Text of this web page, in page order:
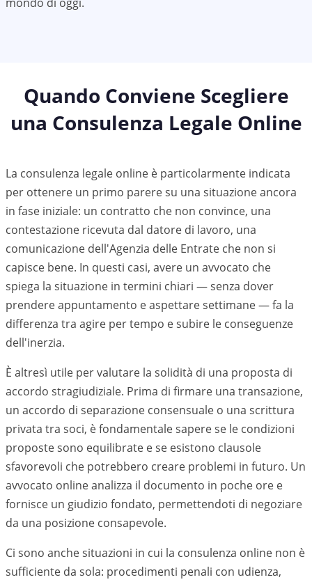
Quando Conviene Scegliere
una Consulenza Legale Online
La consulenza legale online è particolarmente indicata
per ottenere un primo parere su una situazione ancora
in fase iniziale: un contratto che non convince, una
contestazione ricevuta dal datore di lavoro, una
comunicazione dell'Agenzia delle Entrate che non si
capisce bene. In questi casi, avere un avvocato che
spiega la situazione in termini chiari — senza dover
prendere appuntamento e aspettare settimane — fa la
differenza tra agire per tempo e subire le conseguenze
dell'inerzia.
È altresì utile per valutare la solidità di una proposta di
accordo stragiudiziale. Prima di firmare una transazione,
un accordo di separazione consensuale o una scrittura
privata tra soci, è fondamentale sapere se le condizioni
proposte sono equilibrate e se esistono clausole
sfavorevoli che potrebbero creare problemi in futuro. Un
avvocato online analizza il documento in poche ore e
fornisce un giudizio fondato, permettendoti di negoziare
da una posizione consapevole.
Ci sono anche situazioni in cui la consulenza online non è
sufficiente da sola: procedimenti penali con udienza,